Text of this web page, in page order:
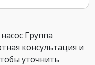
Группа
консультация и
уточнить